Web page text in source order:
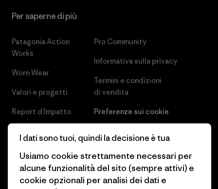
Per saperne di più
Patagonia Action
Works
Worn Wear
Valori e progetti
Report d’Impatto
Obiettivi climatici
1% For The Planet
Pro Community
Informativa sulla privacy
Termini e condizioni
di vendita
Preferenze sui cookie
Industry program
I dati sono tuoi, quindi la decisione è tua
Usiamo cookie strettamente necessari per
alcune funzionalità del sito (sempre attivi) e
cookie opzionali per analisi dei dati e